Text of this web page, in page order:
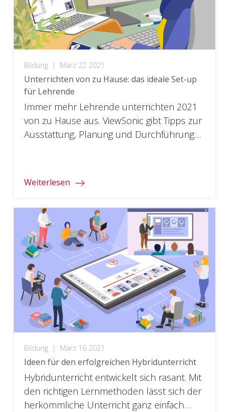
Bildung | März 22 2021
Unterrichten von zu Hause: das ideale Set-up
für Lehrende
Immer mehr Lehrende unterrichten 2021
von zu Hause aus. ViewSonic gibt Tipps zur
Ausstattung, Planung und Durchführung
Weiterlesen
Bildung | März 16 2021
Ideen für den erfolgreichen Hybridunterricht
Hybridunterricht entwickelt sich rasant. Mit
den richtigen Lernmethoden lässt sich der
herkömmliche Unterricht ganz einfach